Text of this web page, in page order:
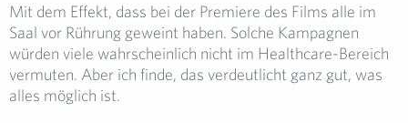
Mit dem Effekt, dass bei der Premiere des Films alle im
Saal vor Rührung geweint haben. Solche Kampagnen
würden viele wahrscheinlich nicht im Healthcare-Bereich
vermuten. Aber ich finde, das verdeutlicht ganz gut, was
alles möglich ist.